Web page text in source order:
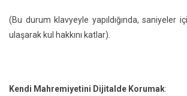
(Bu durum klavyeyle yapıldığında, saniyeler
ulaşarak kul hakkını katlar).
Kendi Mahremiyetini Dijitalde Korumak: